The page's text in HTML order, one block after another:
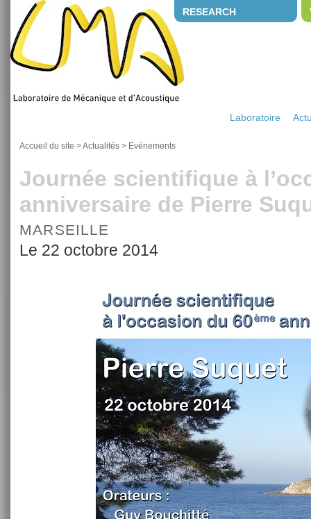
RESEARCH
Laboratoire
Accueil du site >Actualités > Evénements
Journée scientifique à
anniversaire de Pierre
MARSEILLE
Le 22 octobre 2014